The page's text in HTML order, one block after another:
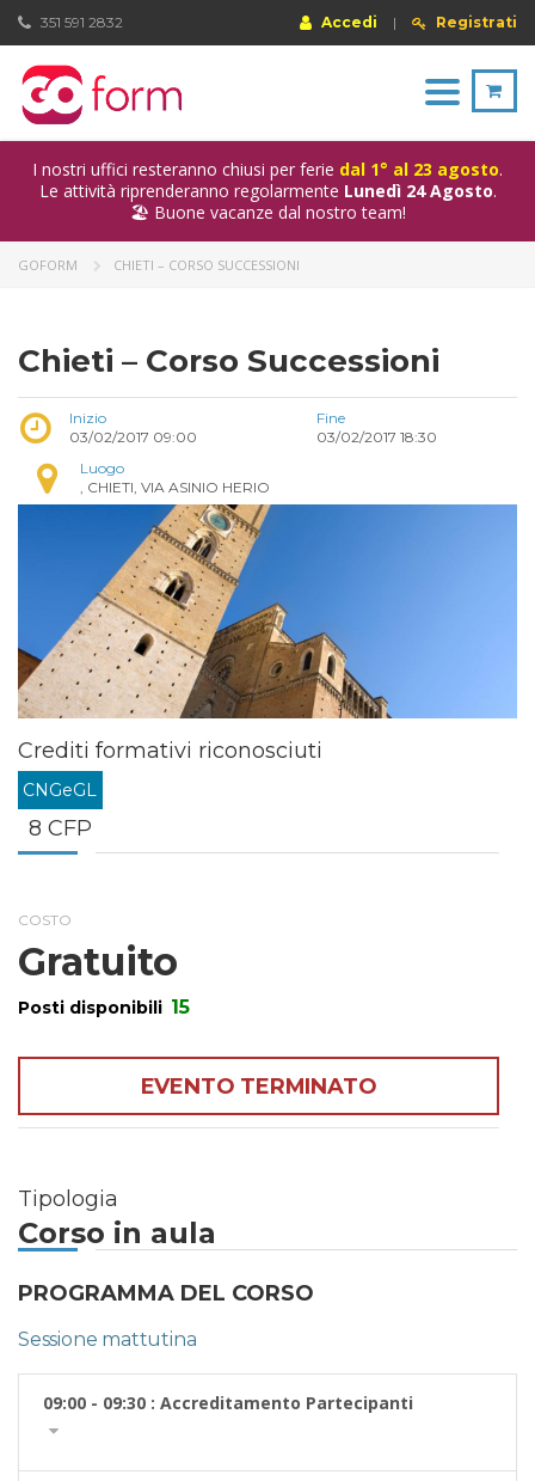
Accedi | Registrati
351 591 2832
Toggle
navigation
I nostri uffici resteranno chiusi per ferie dal 1° al 23 agosto.
Le attività riprenderanno regolarmente Lunedì 24 Agosto.
🏖️ Buone vacanze dal nostro team!
GOFORM CHIETI – CORSO SUCCESSIONI
Chieti – Corso Successioni
Inizio
03/02/2017 09:00
Fine
03/02/2017 18:30
Luogo
, CHIETI, VIA ASINIO HERIO
Crediti formativi riconosciuti
CNGeGL
8 CFP
COSTO
Gratuito
Posti disponibili 15
EVENTO TERMINATO
Tipologia
Corso in aula
PROGRAMMA DEL CORSO
Sessione mattutina
09:00 - 09:30 : Accreditamento Partecipanti